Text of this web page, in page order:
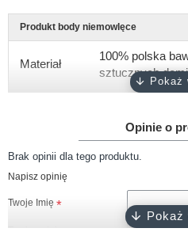
Produkt body niemowlęce
Materiał
100% polska
sztucznych
krótki, długi
Rozmiary 56, 62, 68, 74,
Kolor
biały, różowy,
turkusowy,
Opinie o
Brak opinii dla tego produktu.
Napisz opinię
Twoje Imię
Twoja opinia